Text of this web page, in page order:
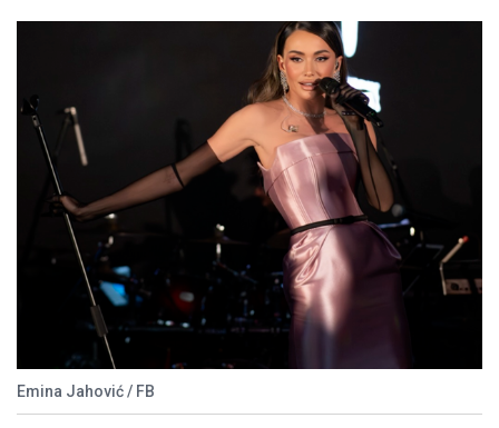
Emina Jahović / FB